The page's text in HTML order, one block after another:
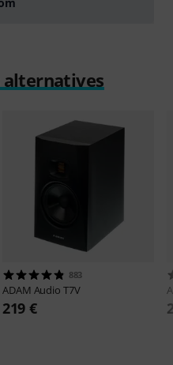
alternatives
883
ADAM Audio T7V
219 €